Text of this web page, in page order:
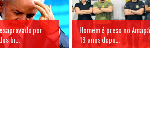
por
br...
Homem é preso no Amapá
18 anos depo...